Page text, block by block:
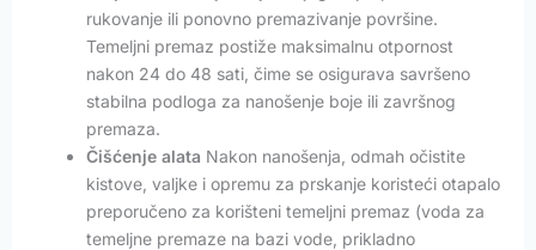
rukovanje ili ponovno premazivanje površine.
Temeljni premaz postiže maksimalnu otpornost
nakon 24 do 48 sati, čime se osigurava savršeno
stabilna podloga za nanošenje boje ili završnog
premaza.
Čišćenje alata Nakon nanošenja, odmah očistite
kistove, valjke i opremu za prskanje koristeći otapalo
preporučeno za korišteni temeljni premaz (voda za
temeljne premaze na bazi vode, prikladno